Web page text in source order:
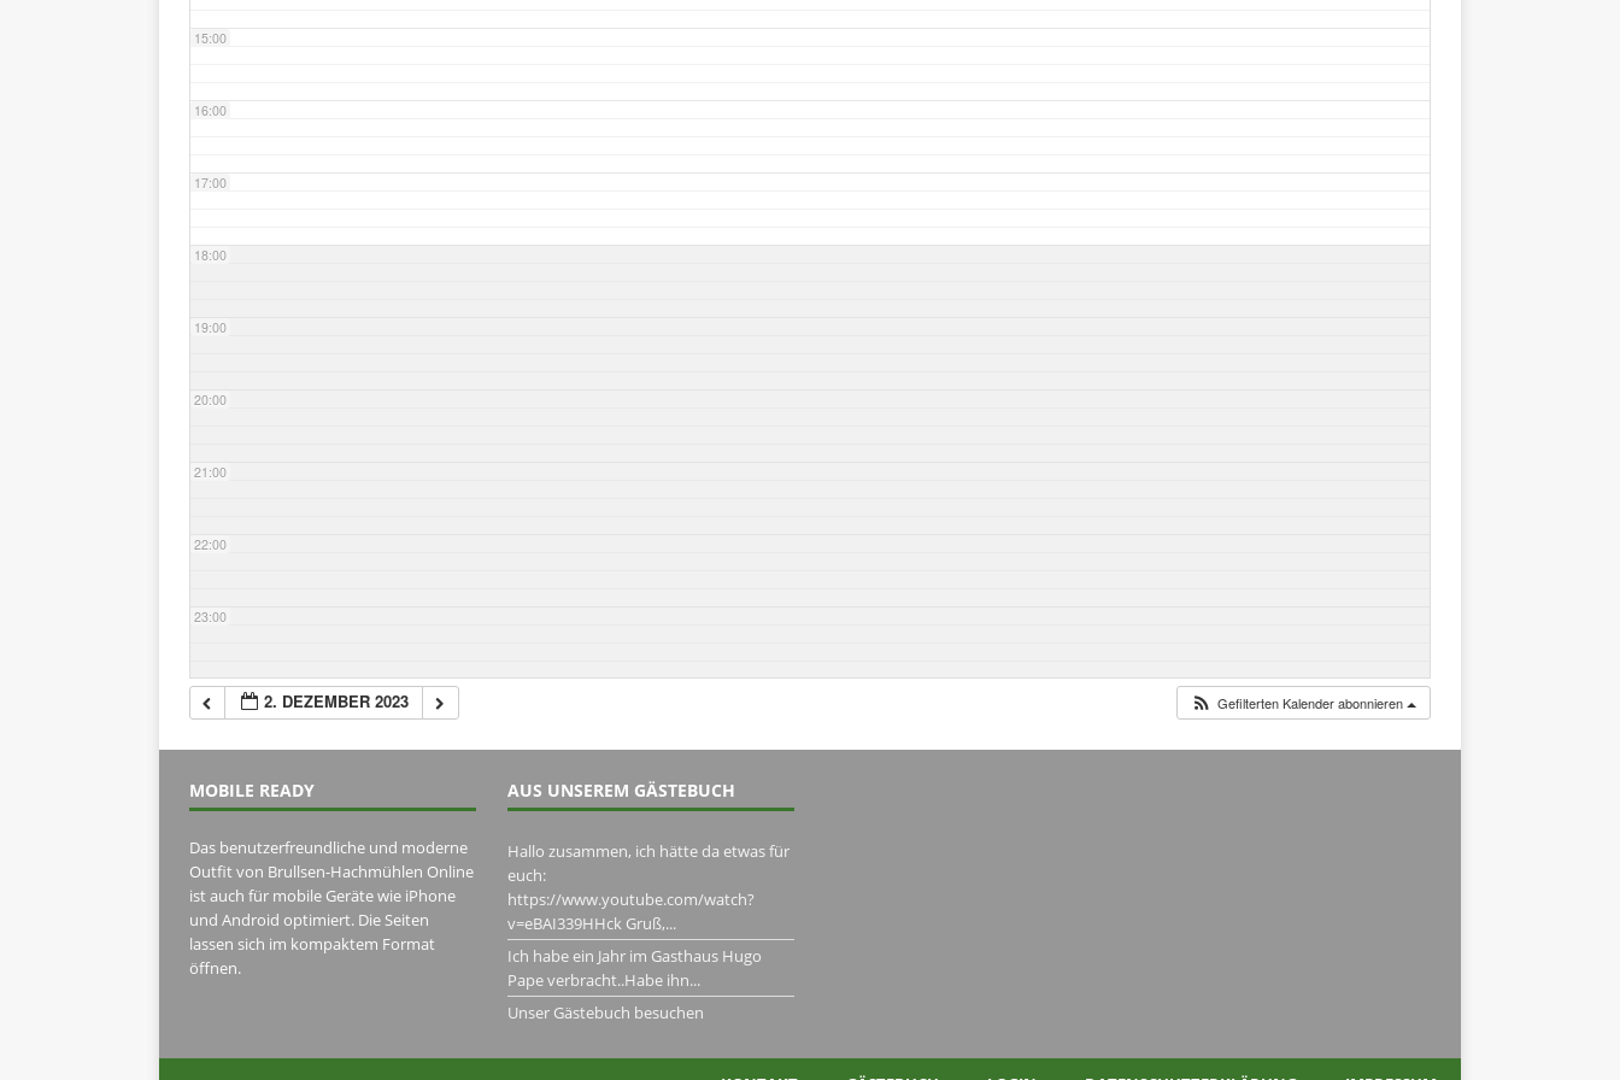
15:00
16:00
17:00
18:00
19:00
20:00
21:00
22:00
23:00
2. DEZEMBER 2023 Gefilterten Kalender abonnieren
MOBILE READY
Das benutzerfreundliche und moderne
Outfit von Brullsen-Hachmühlen Online
ist auch für mobile Geräte wie iPhone
und Android optimiert. Die Seiten
lassen sich im kompaktem Format
öffnen.
AUS UNSEREM GÄSTEBUCH
Hallo zusammen, ich hätte da etwas für
euch:
https://www.youtube.com/watch?
v=eBAI339HHck Gruß,...
Ich habe ein Jahr im Gasthaus Hugo
Pape verbracht..Habe ihn...
Unser Gästebuch besuchen